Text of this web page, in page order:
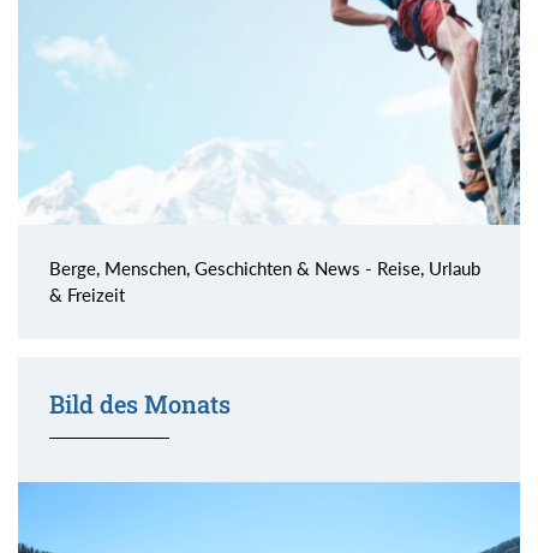
Berge, Menschen, Geschichten & News - Reise, Urlaub
& Freizeit
Bild des Monats